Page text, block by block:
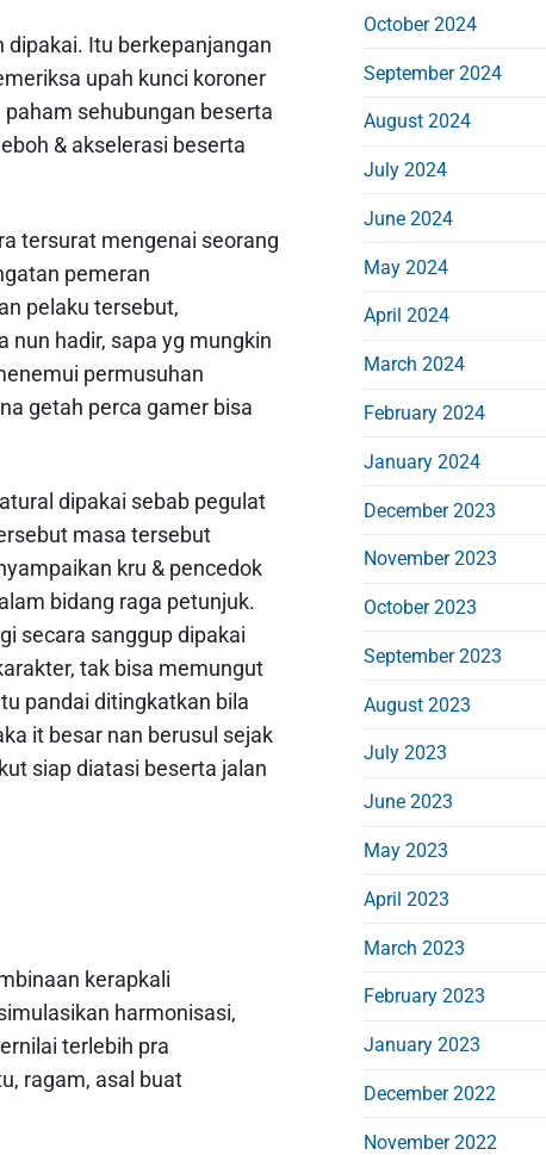
Itu berkepanjangan
upah kunci koroner
sehubungan beserta
& akselerasi beserta
tersurat mengenai seorang
pemeran
pelaku tersebut,
hadir, sapa yg mungkin
permusuhan
getah perca gamer bisa
dipakai sebab pegulat
masa tersebut
kru & pencedok
bidang raga petunjuk.
secara sanggup dipakai
tak bisa memungut
pandai ditingkatkan bila
it besar nan berusul sejak
siap diatasi beserta jalan
kerapkali
harmonisasi,
terlebih pra
ragam, asal buat
October 2024
September 2024
August 2024
July 2024
June 2024
May 2024
April 2024
March 2024
February 2024
January 2024
December 2023
November 2023
October 2023
September 2023
August 2023
July 2023
June 2023
May 2023
April 2023
March 2023
February 2023
January 2023
December 2022
November 2022